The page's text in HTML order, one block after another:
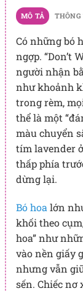
MÔ TẢ THÔNG
Có những bó
ngợp. “Don’t
người nhận
như khoảnh
trong rèm,
thể là một
màu chuyển
tím lavender
thấp phía
dừng lại.
Bó hoa lớn
khối theo
hoa” như
vào nền giấy
nhưng vẫn
sến. Chiếc